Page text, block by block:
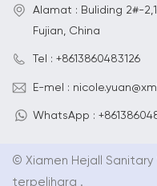
Alamat : Buliding 2#-
Fujian, China
Tel : +8613860483126
E-mel :
WhatsApp :
© Xiamen Hejall
terpelihara .